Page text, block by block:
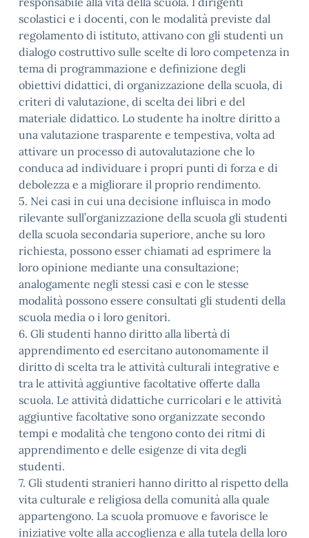
scolastici e i docenti, con le modalità previste dal
regolamento di istituto, attivano con gli studenti un
dialogo costruttivo sulle scelte di loro competenza in
tema di programmazione e definizione degli
obiettivi didattici, di organizzazione della scuola, di
criteri di valutazione, di scelta dei libri e del
materiale didattico. Lo studente ha inoltre diritto a
una valutazione trasparente e tempestiva, volta ad
attivare un processo di autovalutazione che lo
conduca ad individuare i propri punti di forza e di
debolezza e a migliorare il proprio rendimento.
5. Nei casi in cui una decisione influisca in modo
rilevante sull’organizzazione della scuola gli studenti
della scuola secondaria superiore, anche su loro
richiesta, possono esser chiamati ad esprimere la
loro opinione mediante una consultazione;
analogamente negli stessi casi e con le stesse
modalità possono essere consultati gli studenti della
scuola media o i loro genitori.
6. Gli studenti hanno diritto alla libertà di
apprendimento ed esercitano autonomamente il
diritto di scelta tra le attività culturali integrative e
tra le attività aggiuntive facoltative offerte dalla
scuola. Le attività didattiche curricolari e le attività
aggiuntive facoltative sono organizzate secondo
tempi e modalità che tengono conto dei ritmi di
apprendimento e delle esigenze di vita degli
studenti.
7. Gli studenti stranieri hanno diritto al rispetto della
vita culturale e religiosa della comunità alla quale
appartengono. La scuola promuove e favorisce le
iniziative volte alla accoglienza e alla tutela della loro